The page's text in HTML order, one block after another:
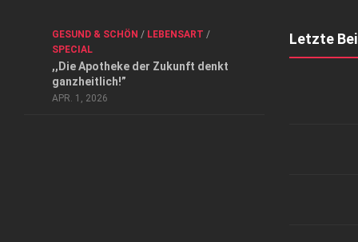
Datenschutzerklärung
Top Magazin Dresden / Ostsachsen
GESUND & SCHÖN / LEBENSART /
SPECIAL
,,Die Apotheke der Zukunft denkt
ganzheitlich!”
APR. 1, 2026
Letzte